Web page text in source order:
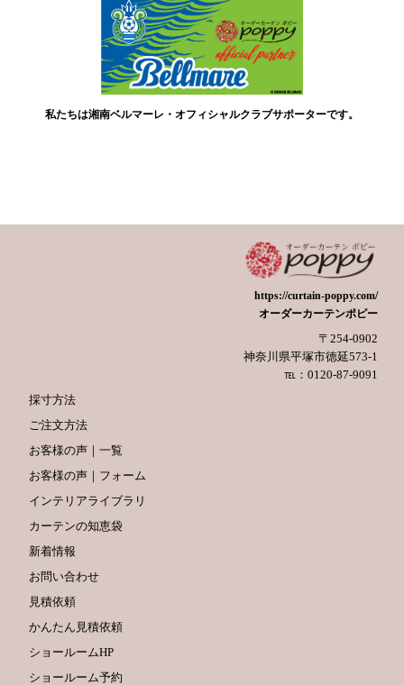
私たちは湘南ベルマーレ・オフィシャルクラブサポーターです。
https://curtain-poppy.com/
オーダーカーテンポピー
〒254-0902
神奈川県平塚市徳延573-1
℡：0120-87-9091
採寸方法
ご注文方法
お客様の声｜一覧
お客様の声｜フォーム
インテリアライブラリ
カーテンの知恵袋
新着情報
お問い合わせ
見積依頼
かんたん見積依頼
ショールームHP
ショールーム予約